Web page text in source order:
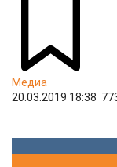
Медиа
20.03.2019 18:38